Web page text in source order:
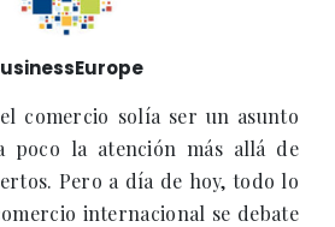
comercio solía ser un asunto
poco la atención más allá de
Pero a día de hoy, todo lo
internacional se debate